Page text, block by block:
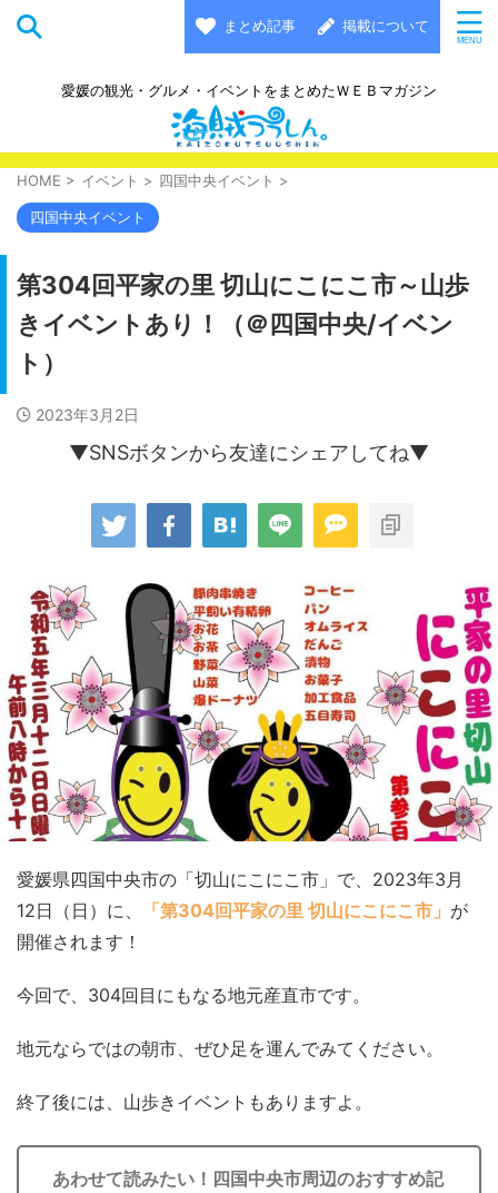
まとめ記事 掲載について
愛媛の観光・グルメ・イベントをまとめたＷＥＢマガジン
HOME > イベント > 四国中央イベント >
四国中央イベント
第304回平家の里 切山にこにこ市～山歩
きイベントあり！（＠四国中央/イベン
ト）
2023年3月2日
▼SNSボタンから友達にシェアしてね▼
愛媛県四国中央市の「切山にこにこ市」で、2023年3月
12日（日）に、
「第304回平家の里 切山にこにこ市」 が
開催されます！
今回で、304回目にもなる地元産直市です。
地元ならではの朝市、ぜひ足を運んでみてください。
終了後には、山歩きイベントもありますよ。
あわせて読みたい！四国中央市周辺のおすすめ記